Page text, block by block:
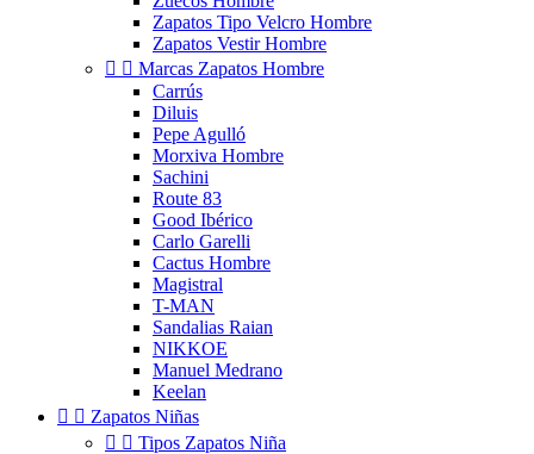
Zapatos Tipo Velcro Hombre
Zapatos Vestir Hombre
  Marcas Zapatos Hombre
Carrús
Diluis
Pepe Agulló
Morxiva Hombre
Sachini
Route 83
Good Ibérico
Carlo Garelli
Cactus Hombre
Magistral
T-MAN
Sandalias Raian
NIKKOE
Manuel Medrano
Keelan
  Zapatos Niñas
  Tipos Zapatos Niña